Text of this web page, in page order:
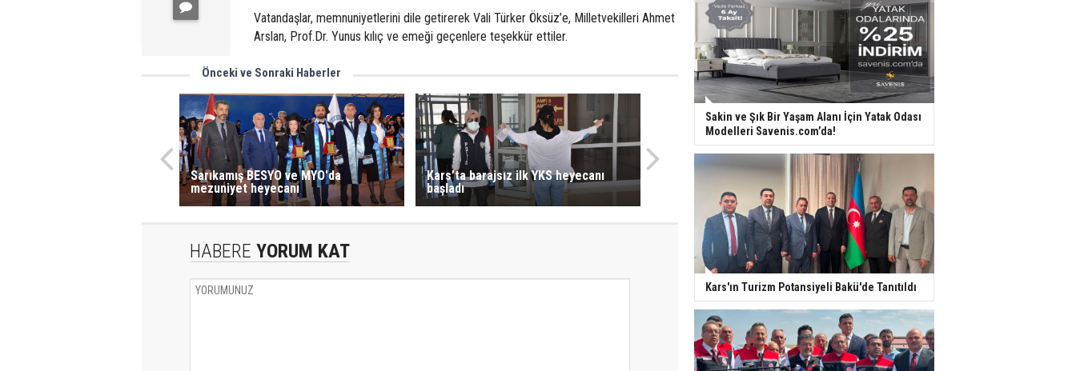
Vatandaşlar, memnuniyetlerini dile getirerek Vali Türker Öksüz’e, Milletvekilleri Ahmet
Arslan, Prof.Dr. Yunus kılıç ve emeği geçenlere teşekkür ettiler.
Önceki ve Sonraki Haberler
Sarıkamış BESYO ve MYO'da
mezuniyet heyecanı
Kars’ta barajsız ilk YKS heyecanı
başladı
HABERE YORUM KAT
Sakin ve Şık Bir Yaşam Alanı İçin Yatak Odası
Modelleri Savenis.com’da!
Kars'ın Turizm Potansiyeli Bakü'de Tanıtıldı